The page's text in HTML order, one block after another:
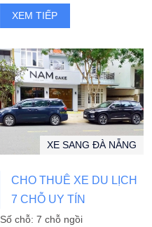
XEM TIẾP
CHO THUÊ XE DU LỊCH
7 CHỖ UY TÍN
XE SANG ĐÀ NẴNG
Số chỗ: 7 chỗ ngồi